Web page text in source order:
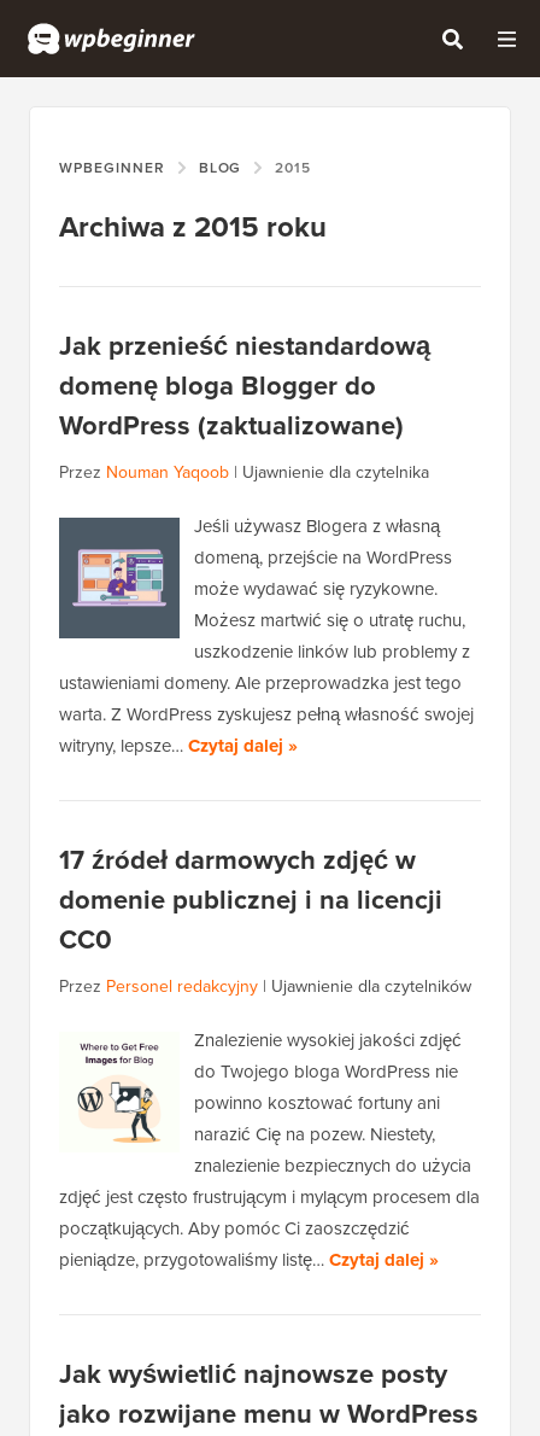
WPBEGINNER BLOG 2015
Archiwa z 2015 roku
Jak przenieść niestandardową
domenę bloga Blogger do
WordPress (zaktualizowane)
Przez Nouman Yaqoob | Ujawnienie dla czytelnika
Jeśli używasz Blogera z własną
domeną, przejście na WordPress
może wydawać się ryzykowne.
Możesz martwić się o utratę ruchu,
uszkodzenie linków lub problemy z
ustawieniami domeny. Ale przeprowadzka jest tego
warta. Z WordPress zyskujesz pełną własność swojej
witryny, lepsze…Czytaj dalej »
17 źródeł darmowych zdjęć w
domenie publicznej i na licencji
CC0
Przez Personel redakcyjny | Ujawnienie dla czytelników
Znalezienie wysokiej jakości zdjęć
do Twojego bloga WordPress nie
powinno kosztować fortuny ani
narazić Cię na pozew. Niestety,
znalezienie bezpiecznych do użycia
zdjęć jest często frustrującym i mylącym procesem dla
początkujących. Aby pomóc Ci zaoszczędzić
pieniądze, przygotowaliśmy listę…Czytaj dalej »
Jak wyświetlić najnowsze posty
jako rozwijane menu w WordPress